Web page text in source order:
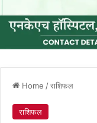
Home /राशिफल
राशिफल